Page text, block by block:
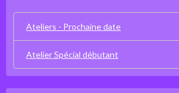
Ateliers - Prochaine date
Atelier Spécial débutant